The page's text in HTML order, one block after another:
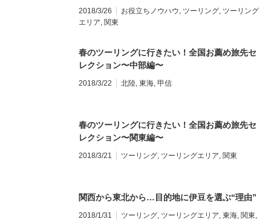
2018/3/26 お役立ちノウハウ, ツーリング, ツーリング
エリア, 関東
春のツーリングに行きたい！全国お薦め旅先セ
レクション〜中部編〜
2018/3/22 北陸, 東海, 甲信
春のツーリングに行きたい！全国お薦め旅先セ
レクション〜関東編〜
2018/3/21 ツーリング, ツーリングエリア, 関東
関西から東北から…目的地に伊豆を選ぶ“理由”
2018/1/31 ツーリング, ツーリングエリア, 東海, 関東,